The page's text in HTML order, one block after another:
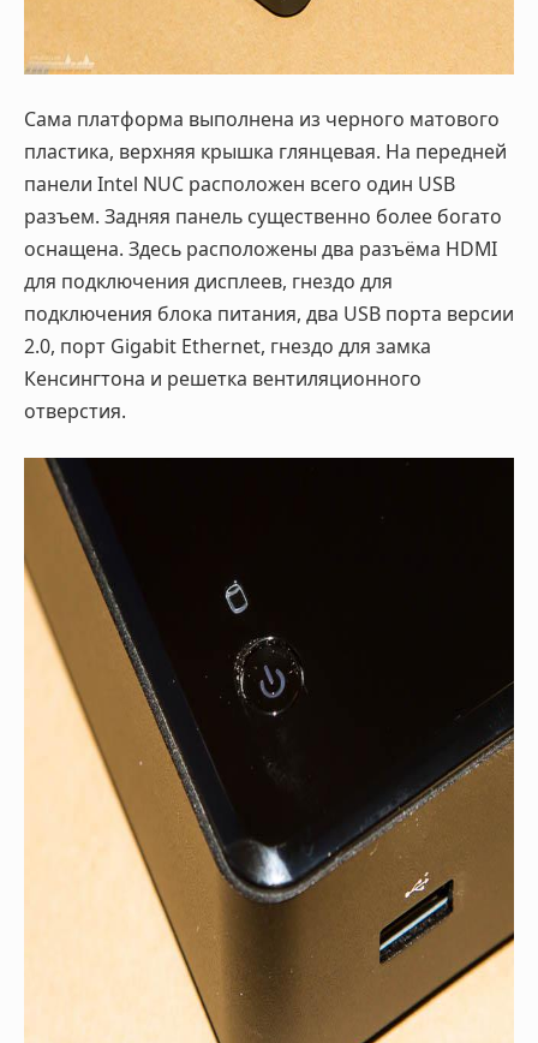
Сама платформа выполнена из черного матового
пластика, верхняя крышка глянцевая. На передней
панели Intel NUC расположен всего один USB
разъем. Задняя панель существенно более богато
оснащена. Здесь расположены два разъёма HDMI
для подключения дисплеев, гнездо для
подключения блока питания, два USB порта версии
2.0, порт Gigabit Ethernet, гнездо для замка
Кенсингтона и решетка вентиляционного
отверстия.